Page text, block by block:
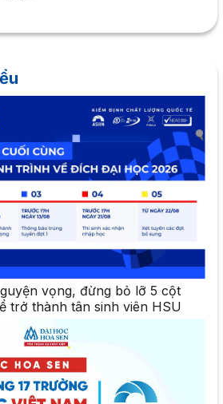
vọng, đừng bỏ lỡ 5 cột
trở thành tân sinh viên HSU